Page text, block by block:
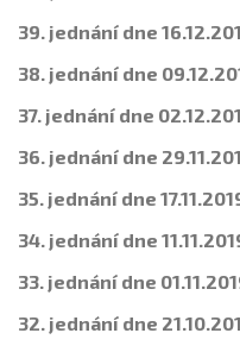
39. jednání dne
38. jednání dne
37. jednání dne
36. jednání dne
35. jednání dne
34. jednání dne
33. jednání dne
32. jednání dne